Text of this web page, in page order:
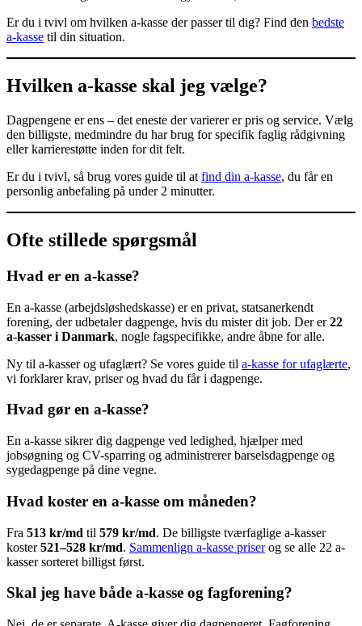
Er du i tvivl om hvilken a-kasse der passer til dig? Find den bedste
a-kasse til din situation.
Hvilken a-kasse skal jeg vælge?
Dagpengene er ens – det eneste der varierer er pris og service. Vælg
den billigste, medmindre du har brug for specifik faglig rådgivning
eller karrierestøtte inden for dit felt.
Er du i tvivl, så brug vores guide til at find din a-kasse, du får en
personlig anbefaling på under 2 minutter.
Ofte stillede spørgsmål
Hvad er en a-kasse?
En a-kasse (arbejdsløshedskasse) er en privat, statsanerkendt
forening, der udbetaler dagpenge, hvis du mister dit job. Der er22
a-kasser i Danmark, nogle fagspecifikke, andre åbne for alle.
Ny til a-kasser og ufaglært? Se vores guide til a-kasse for ufaglærte,
vi forklarer krav, priser og hvad du får i dagpenge.
Hvad gør en a-kasse?
En a-kasse sikrer dig dagpenge ved ledighed, hjælper med
jobsøgning og CV-sparring og administrerer barselsdagpenge og
sygedagpenge på dine vegne.
Hvad koster en a-kasse om måneden?
Fra 513 kr/md til 579 kr/md. De billigste tværfaglige a-kasser
koster521–528 kr/md. Sammenlign a-kasse priserog se alle 22 a-
kasser sorteret billigst først.
Skal jeg have både a-kasse og fagforening?